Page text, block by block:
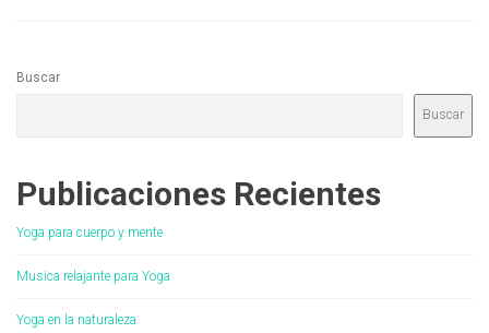
Buscar
Buscar
Publicaciones Recientes
Yoga para cuerpo y mente
Musica relajante para Yoga
Yoga en la naturaleza